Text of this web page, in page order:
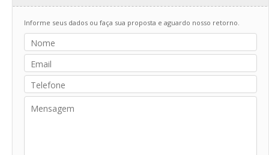
Informe seus dados ou faça sua proposta e aguardo nosso retorno.